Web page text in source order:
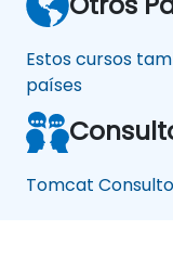
Estos cursos
países
Tomcat